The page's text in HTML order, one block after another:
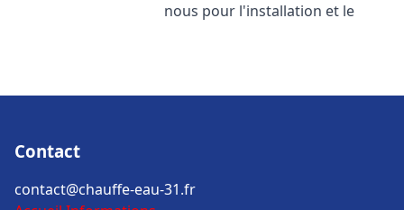
nous pour l'installation et le
Contact
contact@chauffe-eau-31.fr